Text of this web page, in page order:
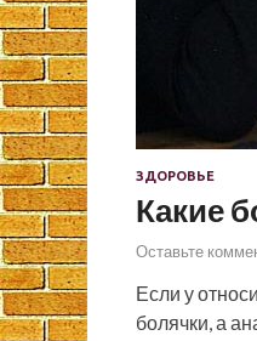
ЗДОРОВЬЕ
Какие
Оставьте
Если у
болячки, а